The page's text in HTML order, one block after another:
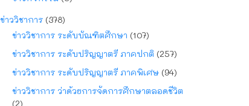
ข่าววิชาการ (378)
ข่าววิชาการ ระดับบัณฑิตศึกษา (107)
ข่าววิชาการ ระดับปริญญาตรี ภาคปกติ (257)
ข่าววิชาการ ระดับปริญญาตรี ภาคพิเศษ (94)
ข่าววิชาการ ว่าด้วยการจัดการศึกษาตลอดชีวิต
(2)